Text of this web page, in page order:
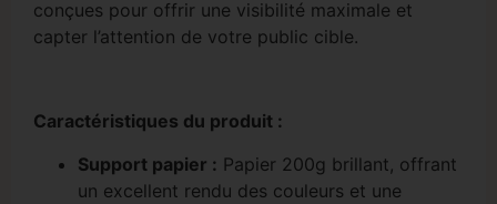
conçues pour offrir une visibilité maximale et
capter l’attention de votre public cible.
Caractéristiques du produit :
Support papier : Papier 200g brillant, offrant
un excellent rendu des couleurs et une